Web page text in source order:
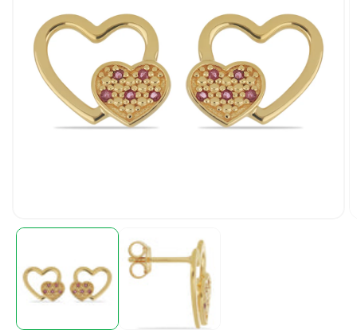
médiafájl
modális
párbeszédpanelen